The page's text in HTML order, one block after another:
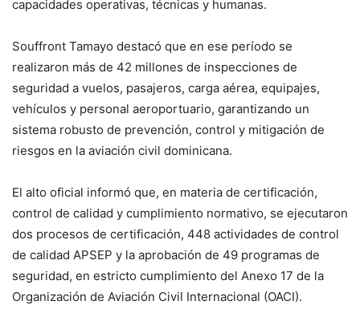
capacidades operativas, técnicas y humanas.
Souffront Tamayo destacó que en ese período se
realizaron más de 42 millones de inspecciones de
seguridad a vuelos, pasajeros, carga aérea, equipajes,
vehículos y personal aeroportuario, garantizando un
sistema robusto de prevención, control y mitigación de
riesgos en la aviación civil dominicana.
El alto oficial informó que, en materia de certificación,
control de calidad y cumplimiento normativo, se ejecutaron
dos procesos de certificación, 448 actividades de control
de calidad APSEP y la aprobación de 49 programas de
seguridad, en estricto cumplimiento del Anexo 17 de la
Organización de Aviación Civil Internacional (OACI).